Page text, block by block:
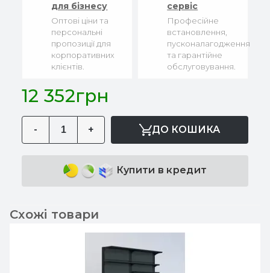
для бізнесу
Оптові ціни та
персональні
пропозиції для
корпоративних
клієнтів.
сервіс
Професійне
встановлення,
пусконалагодження
та гарантійне
обслуговування.
12 352грн
- + ДО КОШИКА
Купити в кредит
Схожі товари